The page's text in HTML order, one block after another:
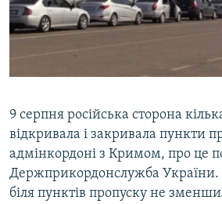
9 серпня російська сторона
відкривала і закривала пункти
адмінкордоні з Кримом, про це
Держприкордонслужба України.
біля пунктів пропуску не